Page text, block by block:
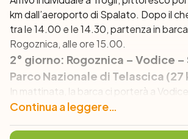
km dall’aeroporto di Spalato. Dopo il
tra le 14.00 e le 14.30, partenza in
Rogoznica, alle ore 15.00.
2° giorno: Rogoznica – Vodice –
Parco Nazionale di Telascica (27
In mattinata, la barca ci porterà a
nostra prima uscita in bici da questa
Slanica, a nord dell’isola, ci attenderà la
Continua a leggere…